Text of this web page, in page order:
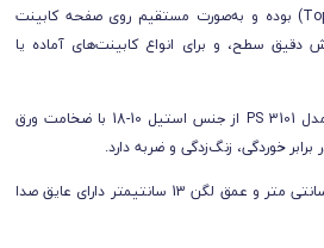
این مدل از نوع روکار (Top-Mount) بوده و به‌صورت مستقیم روی صفحه کابینت
سطح، و برای انواع کابینت‌های آماده یا
سینک کلاسیک پرنیان استیل مدل PS 3101 از جنس استیل 10-18 با ضخامت ورق